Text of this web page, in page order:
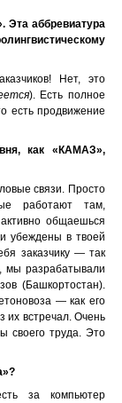
Эта аббревиатура
Нет, это
). Есть полное
есть продвижение
как «КАМАЗ»,
связи. Просто
работают там,
общаешься
убеждены в твоей
заказчику — так
мы разрабатывали
(Башкортостан).
— как его
их встречал. Очень
своего труда. Это
за компьютер